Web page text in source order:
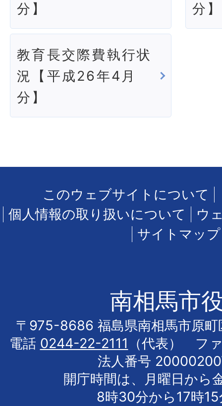
分】
分】
教育長交際費執行状
況【平成26年4月
分】
このウェブサイトについて
個人情報の取り扱いについて
ウ
サイトマップ
南相馬市
〒975-8686 福島県南相馬市原町
電話 0244-22-2111
（代表） フ
法人番号
開庁時間は、月曜日から
8時30分から17時